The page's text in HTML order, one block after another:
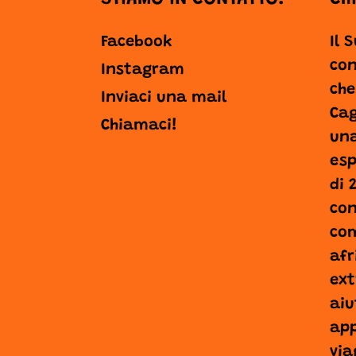
Facebook
Instagram
Inviaci una mail
Chiamaci!
Il
di